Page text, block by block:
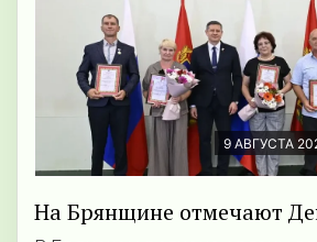
9 АВГУСТА
На Брянщине отмечают